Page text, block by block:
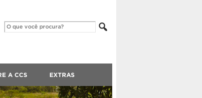
A CCS EXTRAS